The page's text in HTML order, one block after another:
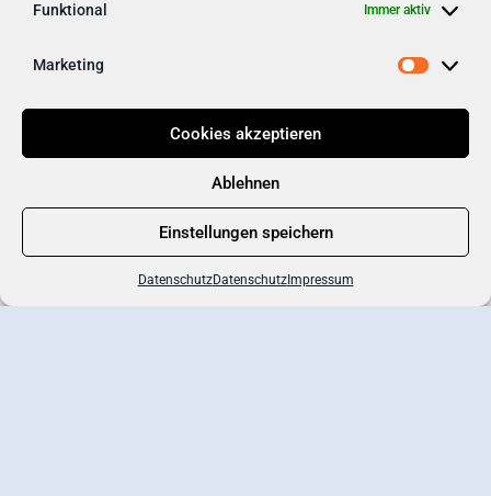
Funktional Immer aktiv
Marketing
Cookies akzeptieren
Ablehnen
Einstellungen speichern
DatenschutzDatenschutzImpressum